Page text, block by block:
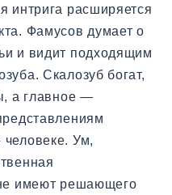
интрига расширяется
Фамусов думает о
и видит подходящим
Скалозуб богат,
а главное —
Ум,
имеют решающего